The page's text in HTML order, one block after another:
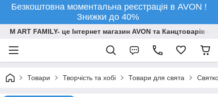
Безкоштовна моментальна реєстрація в AVON !
Знижки до 40%
M ART FAMILY- це Інтернет магазин AVON та Канцтоварів
Товари Творчiсть та хобi Товари для свята